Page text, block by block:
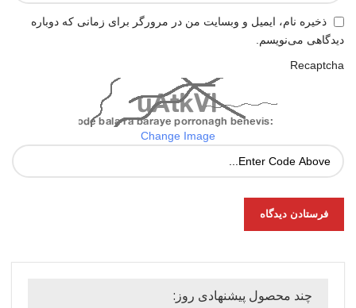
ذخیره نام، ایمیل و وبسایت من در مرورگر برای زمانی که دوباره
دیدگاهی می‌نویسم.
Recaptcha
Change Image
چند محصول پیشنهادی روز: